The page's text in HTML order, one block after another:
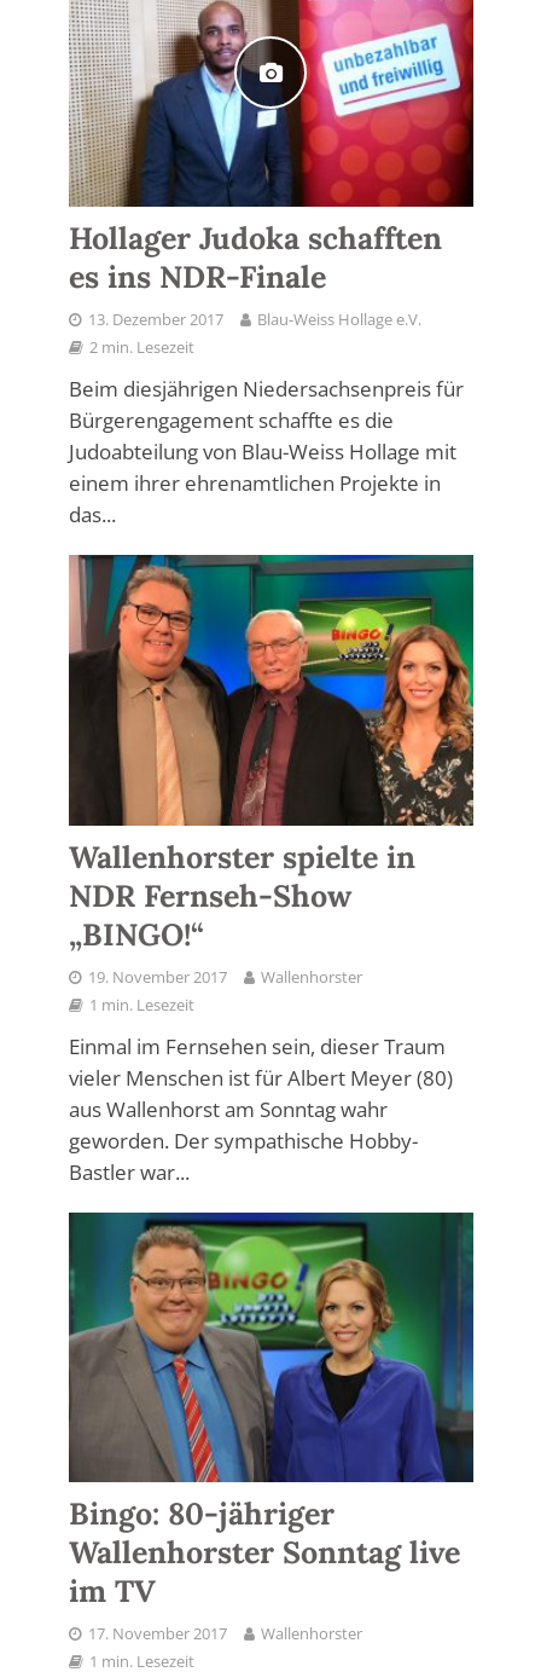
Hollager Judoka schafften
es ins NDR-Finale
13. Dezember 2017
Blau-Weiss Hollage e.V.
2 min. Lesezeit
Beim diesjährigen Niedersachsenpreis für
Bürgerengagement schaffte es die
Judoabteilung von Blau-Weiss Hollage mit
einem ihrer ehrenamtlichen Projekte in
das...
Wallenhorster spielte in
NDR Fernseh-Show
„BINGO!“
19. November 2017
Wallenhorster
1 min. Lesezeit
Einmal im Fernsehen sein, dieser Traum
vieler Menschen ist für Albert Meyer (80)
aus Wallenhorst am Sonntag wahr
geworden. Der sympathische Hobby-
Bastler war...
Bingo: 80-jähriger
Wallenhorster Sonntag live
im TV
17. November 2017
Wallenhorster
1 min. Lesezeit